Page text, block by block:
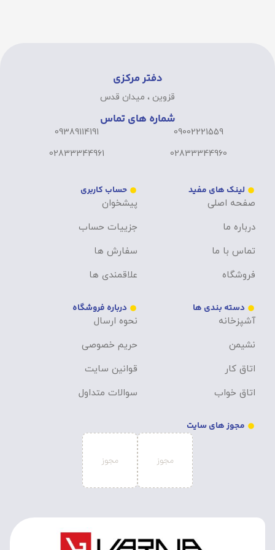
دفتر مرکزی
قزوین ، میدان قدس
شماره های تماس
09002221559
02833344960
09389114191
02833344961
لینک های مفید
صفحه اصلی
درباره ما
تماس با ما
فروشگاه
حساب کاربری
پیشخوان
جزییات حساب
سفارش ها
علاقمندی ها
دسته بندی ها
آشپزخانه
نشیمن
اتاق کار
اتاق خواب
درباره فروشگاه
نحوه ارسال
حریم خصوصی
قوانین سایت
سوالات متداول
مجوز های سایت